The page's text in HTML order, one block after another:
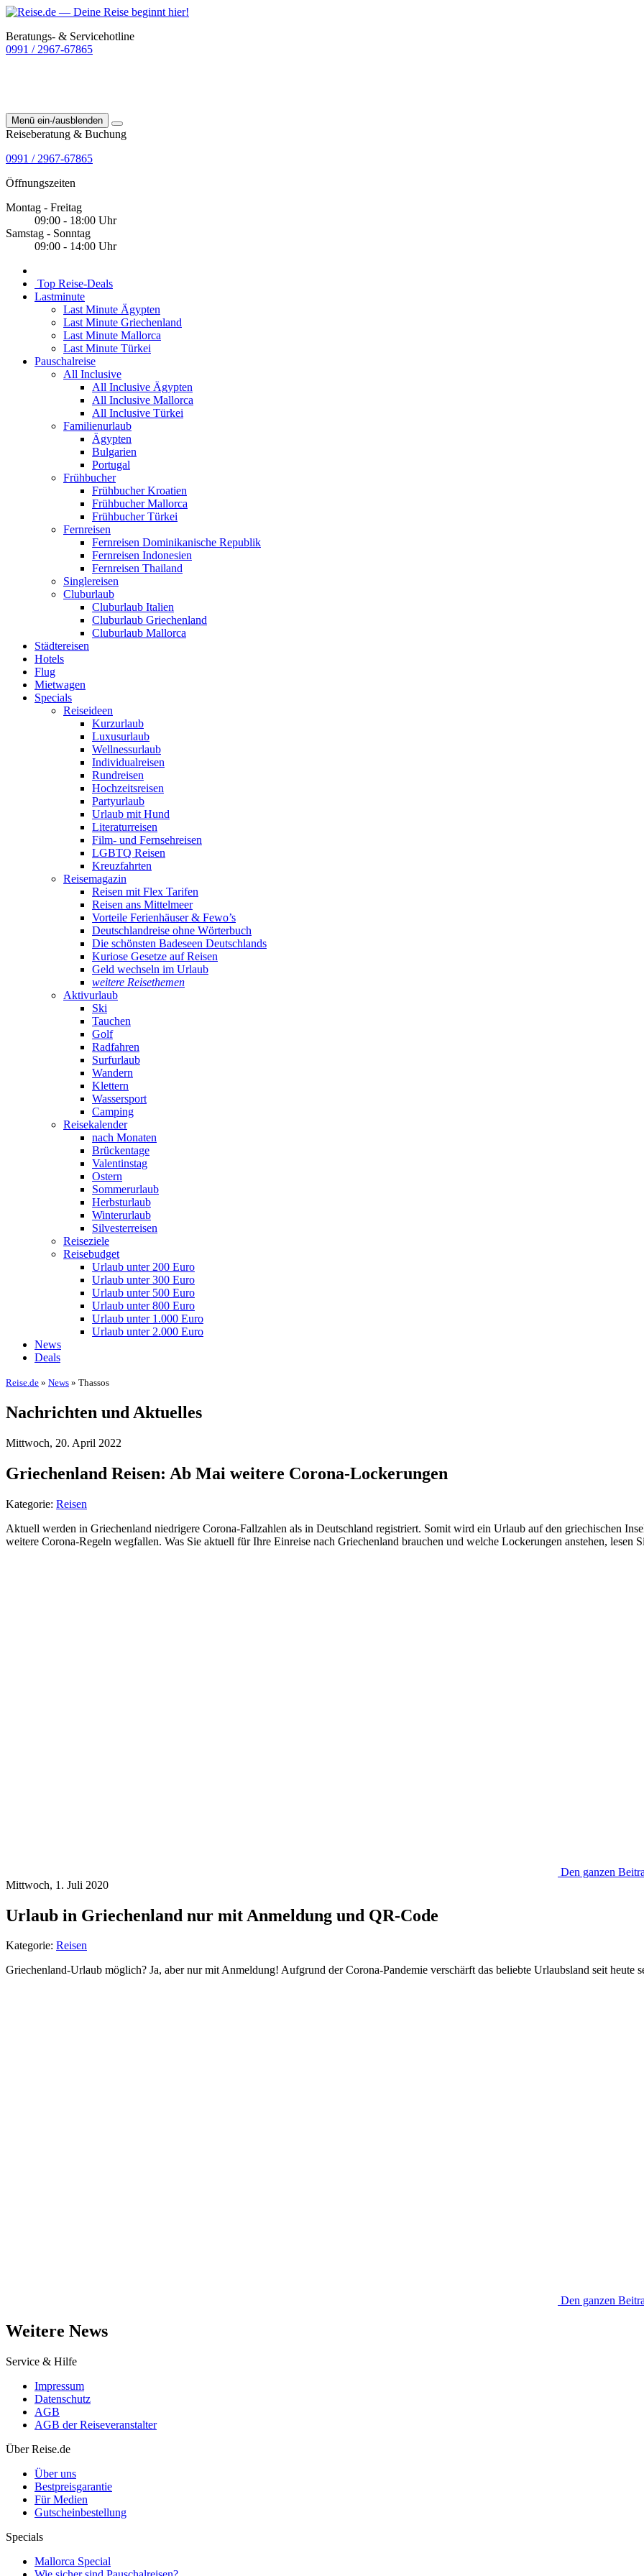
Beratungs- & Servicehotline
0991 / 2967-67865
Menü ein-/ausblenden
Reiseberatung & Buchung
0991 / 2967-67865
Öffnungszeiten
Montag - Freitag
09:00 - 18:00 Uhr
Samstag - Sonntag
09:00 - 14:00 Uhr
Top Reise-Deals
Lastminute
Last Minute Ägypten
Last Minute Griechenland
Last Minute Mallorca
Last Minute Türkei
Pauschalreise
All Inclusive
All Inclusive Ägypten
All Inclusive Mallorca
All Inclusive Türkei
Familienurlaub
Ägypten
Bulgarien
Portugal
Frühbucher
Frühbucher Kroatien
Frühbucher Mallorca
Frühbucher Türkei
Fernreisen
Fernreisen Dominikanische Republik
Fernreisen Indonesien
Fernreisen Thailand
Singlereisen
Cluburlaub
Cluburlaub Italien
Cluburlaub Griechenland
Cluburlaub Mallorca
Städtereisen
Hotels
Flug
Mietwagen
Specials
Reiseideen
Kurzurlaub
Luxusurlaub
Wellnessurlaub
Individualreisen
Rundreisen
Hochzeitsreisen
Partyurlaub
Urlaub mit Hund
Literaturreisen
Film- und Fernsehreisen
LGBTQ Reisen
Kreuzfahrten
Reisemagazin
Reisen mit Flex Tarifen
Reisen ans Mittelmeer
Vorteile Ferienhäuser & Fewo’s
Deutschlandreise ohne Wörterbuch
Die schönsten Badeseen Deutschlands
Kuriose Gesetze auf Reisen
Geld wechseln im Urlaub
weitere Reisethemen
Aktivurlaub
Ski
Tauchen
Golf
Radfahren
Surfurlaub
Wandern
Klettern
Wassersport
Camping
Reisekalender
nach Monaten
Brückentage
Valentinstag
Ostern
Sommerurlaub
Herbsturlaub
Winterurlaub
Silvesterreisen
Reiseziele
Reisebudget
Urlaub unter 200 Euro
Urlaub unter 300 Euro
Urlaub unter 500 Euro
Urlaub unter 800 Euro
Urlaub unter 1.000 Euro
Urlaub unter 2.000 Euro
News
Deals
Reise.de » News » Thassos
Nachrichten und Aktuelles
Mittwoch, 20. April 2022
Griechenland Reisen: Ab Mai weitere Corona-Lockerungen
Kategorie: Reisen
Aktuell werden in Griechenland niedrigere Corona-Fallzahlen als in Deutschland registriert. Somit wird ein Urlaub auf den griechischen
weitere Corona-Regeln wegfallen. Was Sie aktuell für Ihre Einreise nach Griechenland brauchen und welche Lockerungen anstehen, lesen
Den ganzen
Mittwoch, 1. Juli 2020
Urlaub in Griechenland nur mit Anmeldung und QR-Code
Kategorie: Reisen
Griechenland-Urlaub möglich? Ja, aber nur mit Anmeldung! Aufgrund der Corona-Pandemie verschärft das beliebte Urlaubsland seit heute
Den ganzen
Weitere News
Service & Hilfe
Impressum
Datenschutz
AGB
AGB der Reiseveranstalter
Über Reise.de
Über uns
Bestpreisgarantie
Für Medien
Gutscheinbestellung
Specials
Mallorca Special